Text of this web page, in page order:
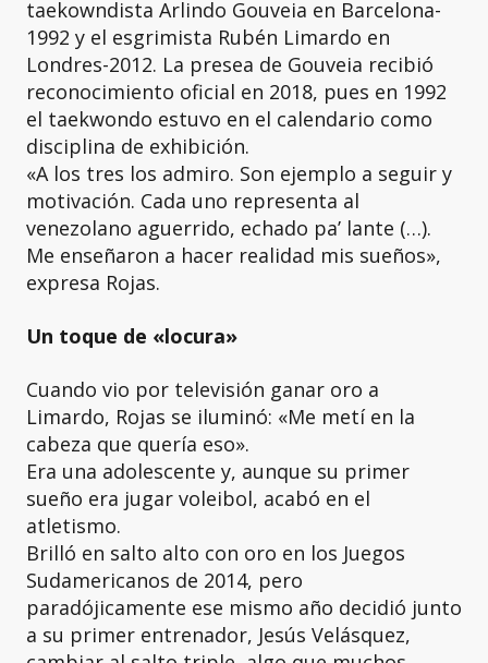
taekowndista Arlindo Gouveia en Barcelona-
1992 y el esgrimista Rubén Limardo en
Londres-2012. La presea de Gouveia recibió
reconocimiento oficial en 2018, pues en 1992
el taekwondo estuvo en el calendario como
disciplina de exhibición.
«A los tres los admiro. Son ejemplo a seguir y
motivación. Cada uno representa al
venezolano aguerrido, echado pa’ lante (…).
Me enseñaron a hacer realidad mis sueños»,
expresa Rojas.
Un toque de «locura»
Cuando vio por televisión ganar oro a
Limardo, Rojas se iluminó: «Me metí en la
cabeza que quería eso».
Era una adolescente y, aunque su primer
sueño era jugar voleibol, acabó en el
atletismo.
Brilló en salto alto con oro en los Juegos
Sudamericanos de 2014, pero
paradójicamente ese mismo año decidió junto
a su primer entrenador, Jesús Velásquez,